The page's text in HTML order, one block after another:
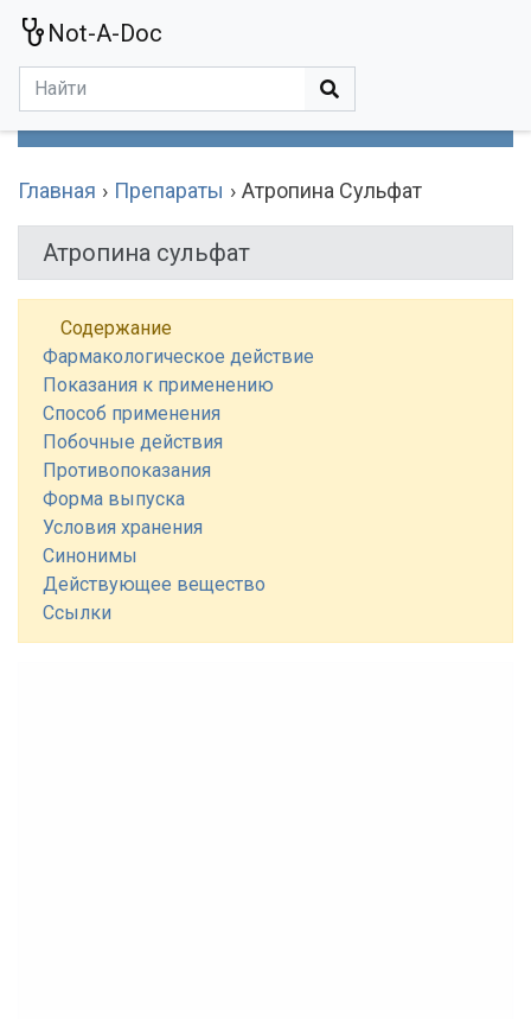
Not-A-Doc
Главная Препараты Атропина Сульфат
Атропина сульфат
Содержание
Фармакологическое действие
Показания к применению
Способ применения
Побочные действия
Противопоказания
Форма выпуска
Условия хранения
Синонимы
Действующее вещество
Ссылки